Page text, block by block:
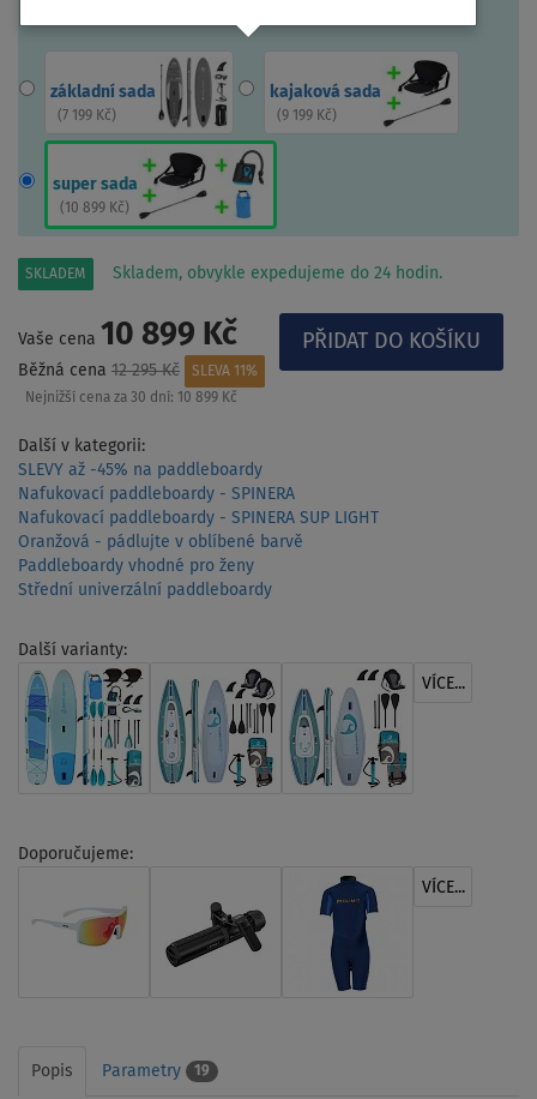
základní sada
(7 199 Kč)
kajaková sada
(9 199 Kč)
super sada
( 10 899 Kč)
SKLADEM Skladem, obvykle expedujeme do 24 hodin.
Vaše cena 10 899 Kč
Běžná cena 12 295 Kč
SLEVA 11%
Nejnižší cena za 30 dní: 10 899 Kč
Další v kategorii:
SLEVY až -45% na paddleboardy
Nafukovací paddleboardy - SPINERA
Nafukovací paddleboardy - SPINERA SUP LIGHT
Oranžová - pádlujte v oblíbené barvě
Paddleboardy vhodné pro ženy
Střední univerzální paddleboardy
Další varianty:
VÍCE...
Doporučujeme:
VÍCE...
Popis Parametry 19